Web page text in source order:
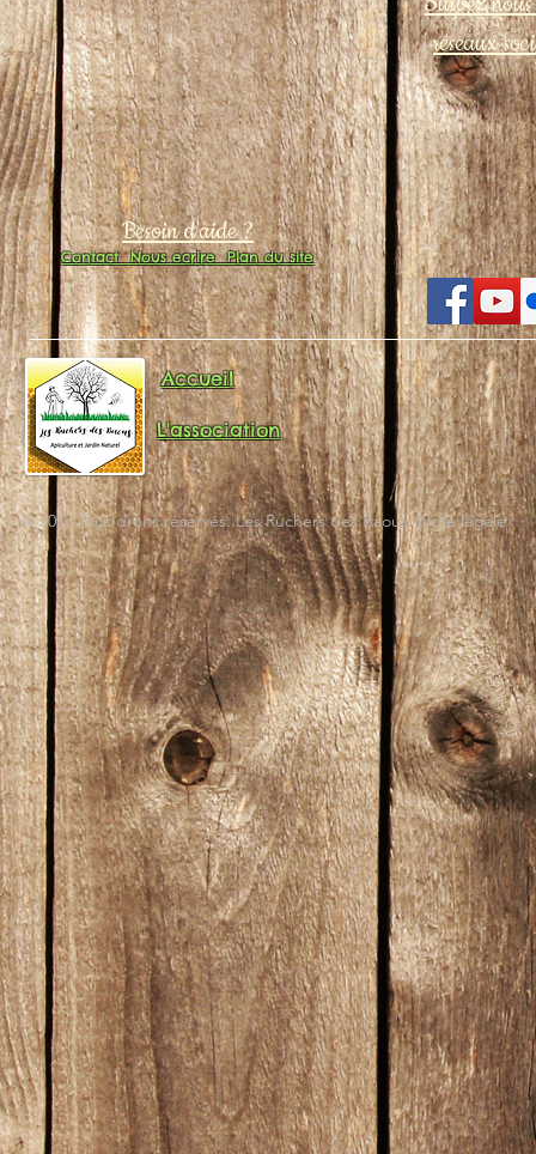
réseaux
Besoin d'aide ?
ContactNous écrirePlan du site
Accueil
L'association
© 2017 Tous droits réservés. Les Ruchers des Baous. Note légale